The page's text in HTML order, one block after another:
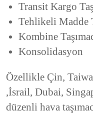
Transit Kargo
Tehlikeli Madde
Kombine
Konsolidasyon
Özellikle Çin,
,İsrail, Dubai,
düzenli hava